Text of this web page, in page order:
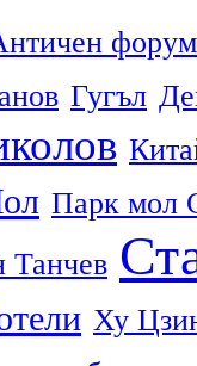
форум
Гугъл
Парк мол
Танчев
Ху